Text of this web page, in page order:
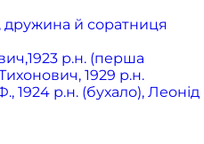
дружина й соратниця
р.н. (перша
1929 р.н.
1924 р.н. (бухало), Леонід